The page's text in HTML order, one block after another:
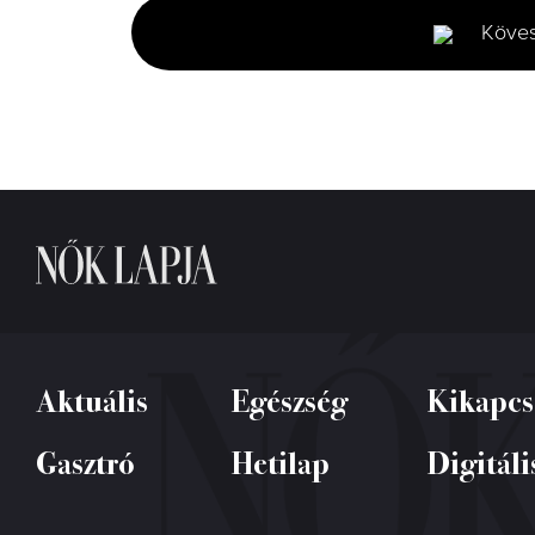
minutes,
6
seconds
Aktuális Egészség
Kikapcs
Gasztró
Hetilap